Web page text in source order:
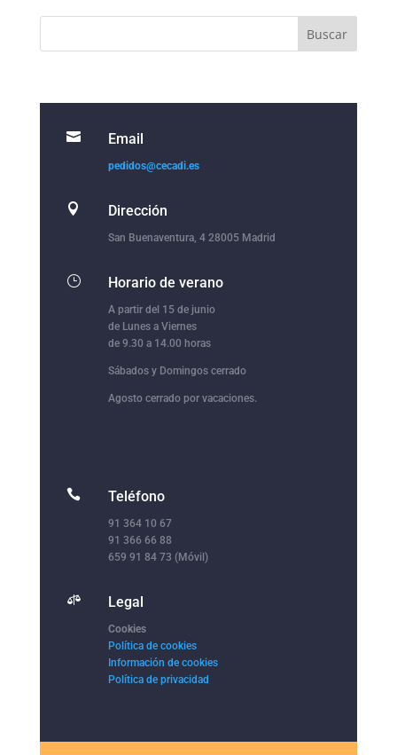
 Email
pedidos@cecadi.es
 Dirección
San Buenaventura, 4 28005 Madrid
} Horario de verano
A partir del 15 de junio
de Lunes a Viernes
de 9.30 a 14.00 horas
Sábados y Domingos cerrado
Agosto cerrado por vacaciones.
 Teléfono
91 364 10 67
91 366 66 88
659 91 84 73 (Móvil)
 Legal
Cookies
Política de cookies
Información de cookies
Política de privacidad